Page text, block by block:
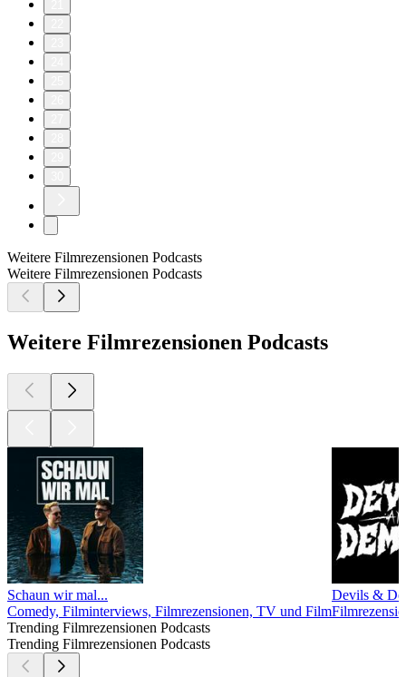
Weitere Filmrezensionen Podcasts
Weitere Filmrezensionen Podcasts
Weitere Filmrezensionen Podcasts
Schaun wir mal...
Comedy, Filminterviews, Filmrezensionen, TV und Film
Devils &
Trending Filmrezensionen Podcasts
Trending Filmrezensionen Podcasts